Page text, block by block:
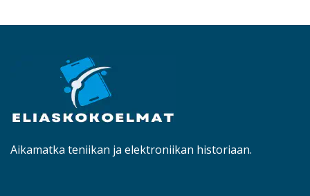
Aikamatka teniikan ja elektroniikan historiaan.